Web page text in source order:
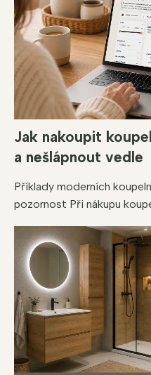
Jak nakoupit
a nešlápnout vedle
Příklady moderních
pozornost Při nákupu